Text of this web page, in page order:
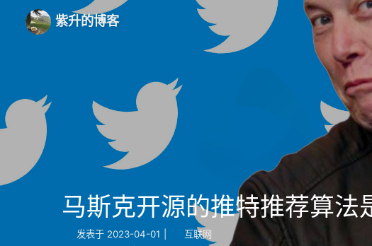
紫升的博客
马斯克开源的推特推荐算法
发表于 2023-04-01
互联网